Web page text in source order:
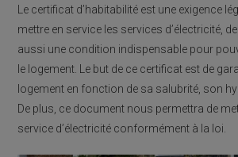
Le certificat d’habitabilité est une exigence
mettre en service les services d’électricité, de
aussi une condition indispensable pour
le logement. Le but de ce certificat est de
logement en fonction de sa salubrité, son
De plus, ce document nous permettra de
service d’électricité conformément à la loi.